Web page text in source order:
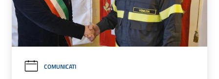
COMUNICATI